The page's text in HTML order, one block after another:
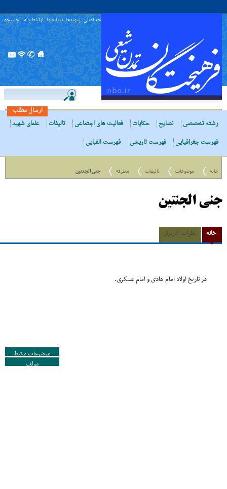
صفحه اصلی پیوندها درباره ما ارتباط با ما جستجو
ارسال مطلب
رشته تخصصی
نصایح حکایات فعالیت های اجتماعی تالیفات
علمای شهید
فهرست جغرافیایی
فهرست تاریخی فهرست الفبایی
خانه موضوعات تالیفات متفرقه جنى الجنتین
جنى الجنتین
خانه نظرات کاربران
در تاریخ اولاد امام هادى و امام عسکرى.
موضوعات مرتبط
مولف